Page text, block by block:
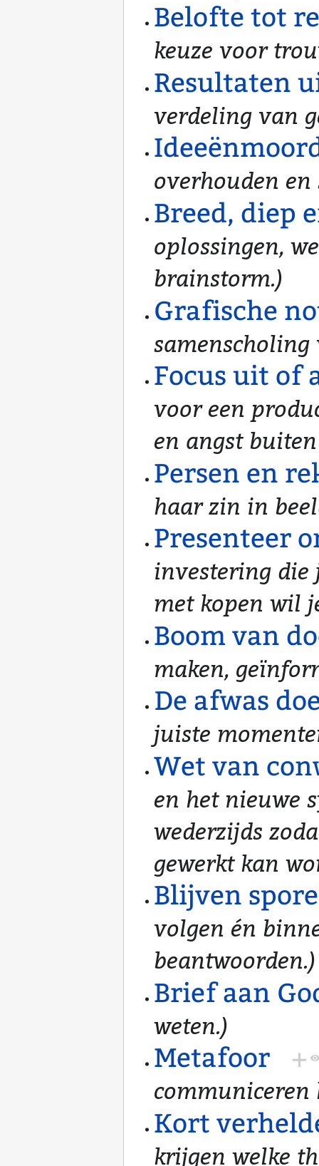
Belofte tot
keuze voor
Resultaten
verdeling van
overhouden
Breed, diep
oplossingen,
brainstorm.)
Grafische
samenscholing
Focus uit of
voor een
en angst
Persen en
haar zin in
Presenteer
investering die
met kopen wil
Boom van
maken,
De afwas
juiste
Wet van
en het nieuwe
wederzijds
gewerkt kan
Blijven
volgen én
beantwoorden.)
Brief aan
weten.)
Metafoor +
communiceren
Kort
krijgen welke